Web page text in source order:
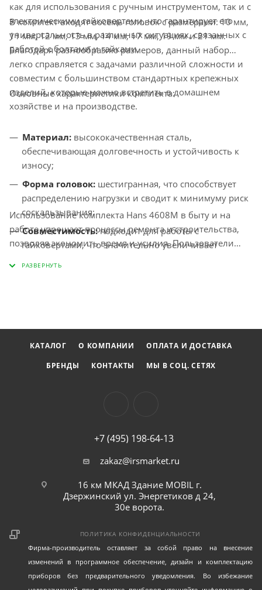
как для использования с ручным инструментом, так и с
электрическими гайковертами, что гарантирует его
универсальность в различных ситуациях, связанных с
работой с болтами и гайками.
В комплект входят восемь головок с размерами: 10 мм,
11 мм, 12 мм, 13 мм, 14 мм, 17 мм, 19 мм и 21 мм.
Благодаря разнообразию размеров, данный набор
легко справляется с задачами различной сложности и
совместим с большинством стандартных крепежных
изделий, которые можно встретить в домашнем
хозяйстве и на производстве.
Основные характеристики комплекта:
Материал: высококачественная сталь,
обеспечивающая долговечность и устойчивость к
износу;
Форма головок: шестигранная, что способствует
распределению нагрузки и сводит к минимуму риск
соскальзывания;
Совместимость:подходит для работы с
гайковертами, что значительно увеличивает
Использование комплекта Hans 4608M в быту и на
работе упрощает процессы ремонта и строительства,
позволяя экономить время и усилия. Пользователи
самых различных условиях — от DIY-проектов до
КАТАЛОГ О КОМПАНИИ
ОПЛАТА И ДОСТАВКА
БРЕНДЫ
КОНТАКТЫ МЫ В СОЦ. СЕТЯХ
+7 (495) 198-64-13
zakaz@irsmarket.ru
16 км МКАД Здание MOBIL г.
Дзержинский ул. Энергетиков д 24,
30е ворота.
ПОЛИТИКА КОНФИДЕНЦИАЛЬНОСТИ
Фирма-производитель оставляет за собой право на внесение
изменений в программное обеспечение, дизайн и комплектацию
приборов без предварительного уведомления. Во избежание